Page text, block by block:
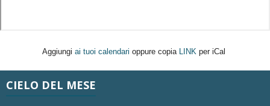
Aggiungi ai tuoi calendari oppure copia LINK per iCal
CIELO DEL MESE